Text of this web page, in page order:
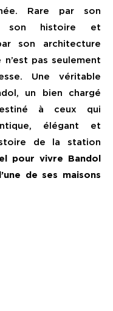
Rare par son
son histoire et
son architecture
pas seulement
Une véritable
un bien chargé
à ceux qui
élégant et
de la station
pour vivre Bandol
de ses maisons